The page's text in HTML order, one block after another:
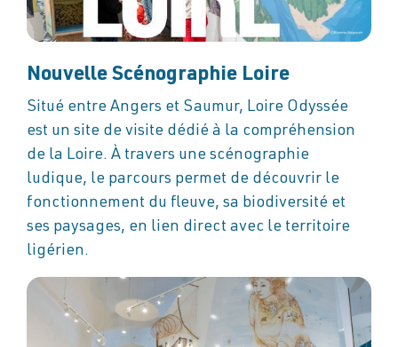
Nouvelle Scénographie Loire
Situé entre Angers et Saumur, Loire Odyssée
est un site de visite dédié à la compréhension
de la Loire. À travers une scénographie
ludique, le parcours permet de découvrir le
fonctionnement du fleuve, sa biodiversité et
ses paysages, en lien direct avec le territoire
ligérien.